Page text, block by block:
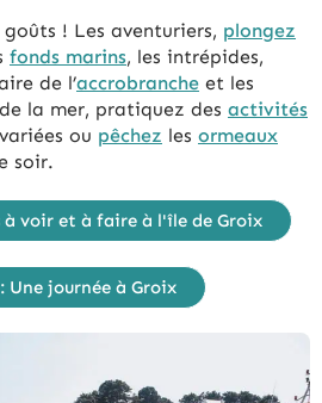
! Les aventuriers, plongez
fonds marins, les intrépides,
de l’accrobranche et les
la mer, pratiquez des activités
ou pêchez les ormeaux
soir.
voir et à faire à l'île de Groix
Une journée à Groix